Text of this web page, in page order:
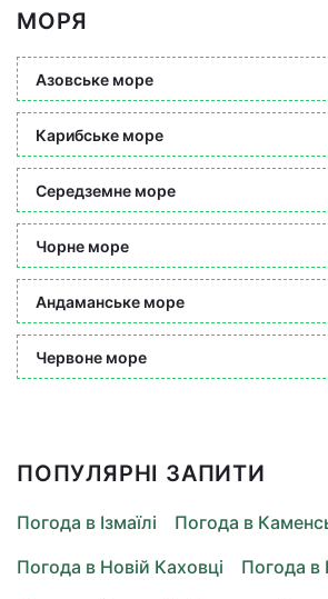
МОРЯ
Азовське море
Карибське море
Середземне море
Чорне море
Андаманське море
Червоне море
ПОПУЛЯРНІ ЗАПИТИ
Погода в Ізмаїлі
Погода в
Погода в Новій Каховці
Погода в